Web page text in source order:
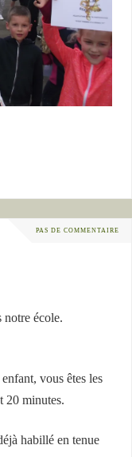
PAS DE COMMENTAIRE
notre école.
vous êtes les
20 minutes.
habillé en tenue